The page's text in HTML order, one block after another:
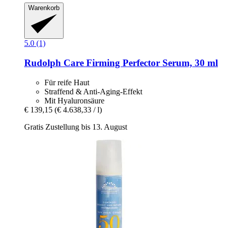
Warenkorb
5.0 (1)
Rudolph Care Firming Perfector Serum, 30 ml
Für reife Haut
Straffend & Anti-Aging-Effekt
Mit Hyaluronsäure
€ 139,15 (€ 4.638,33 / l)
Gratis Zustellung bis 13. August